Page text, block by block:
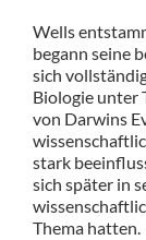
Wells
begann seine
sich
Biologie unter
von Darwins
stark
sich später in
Thema hatten.